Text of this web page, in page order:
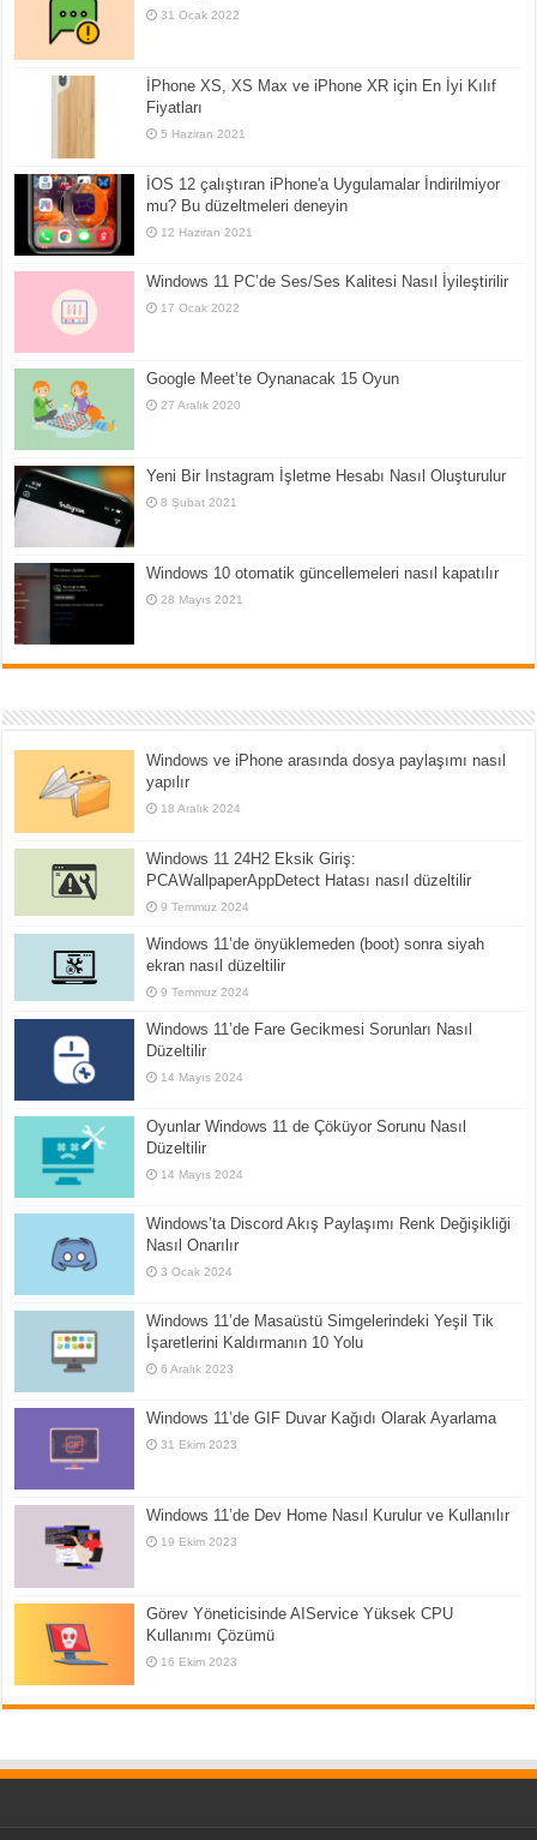
31 Ocak 2022
İPhone XS, XS Max ve iPhone XR için En İyi Kılıf
Fiyatları
5 Haziran 2021
İOS 12 çalıştıran iPhone'a Uygulamalar İndirilmiyor
mu? Bu düzeltmeleri deneyin
12 Haziran 2021
Windows 11 PC’de Ses/Ses Kalitesi Nasıl İyileştirilir
17 Ocak 2022
Google Meet’te Oynanacak 15 Oyun
27 Aralık 2020
Yeni Bir Instagram İşletme Hesabı Nasıl Oluşturulur
8 Şubat 2021
Windows 10 otomatik güncellemeleri nasıl kapatılır
28 Mayıs 2021
Windows ve iPhone arasında dosya paylaşımı nasıl
yapılır
18 Aralık 2024
Windows 11 24H2 Eksik Giriş:
PCAWallpaperAppDetect Hatası nasıl düzeltilir
9 Temmuz 2024
Windows 11’de önyüklemeden (boot) sonra siyah
ekran nasıl düzeltilir
9 Temmuz 2024
Windows 11’de Fare Gecikmesi Sorunları Nasıl
Düzeltilir
14 Mayıs 2024
Oyunlar Windows 11 de Çöküyor Sorunu Nasıl
Düzeltilir
14 Mayıs 2024
Windows’ta Discord Akış Paylaşımı Renk Değişikliği
Nasıl Onarılır
3 Ocak 2024
Windows 11’de Masaüstü Simgelerindeki Yeşil Tik
İşaretlerini Kaldırmanın 10 Yolu
6 Aralık 2023
Windows 11’de GIF Duvar Kağıdı Olarak Ayarlama
31 Ekim 2023
Windows 11’de Dev Home Nasıl Kurulur ve Kullanılır
19 Ekim 2023
Görev Yöneticisinde AIService Yüksek CPU
Kullanımı Çözümü
16 Ekim 2023